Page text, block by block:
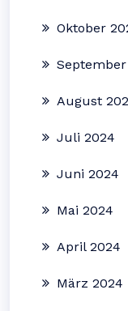
Oktober
August
Juli 2024
Juni 2024
Mai 2024
April 2024
März 2024